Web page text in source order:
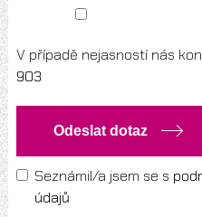
V případě nejasností nás
903
Seznámil/a jsem se s
údajů